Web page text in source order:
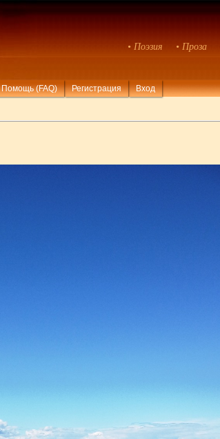
• Поэзия • Проза
Помощь (FAQ) Регистрация Вход